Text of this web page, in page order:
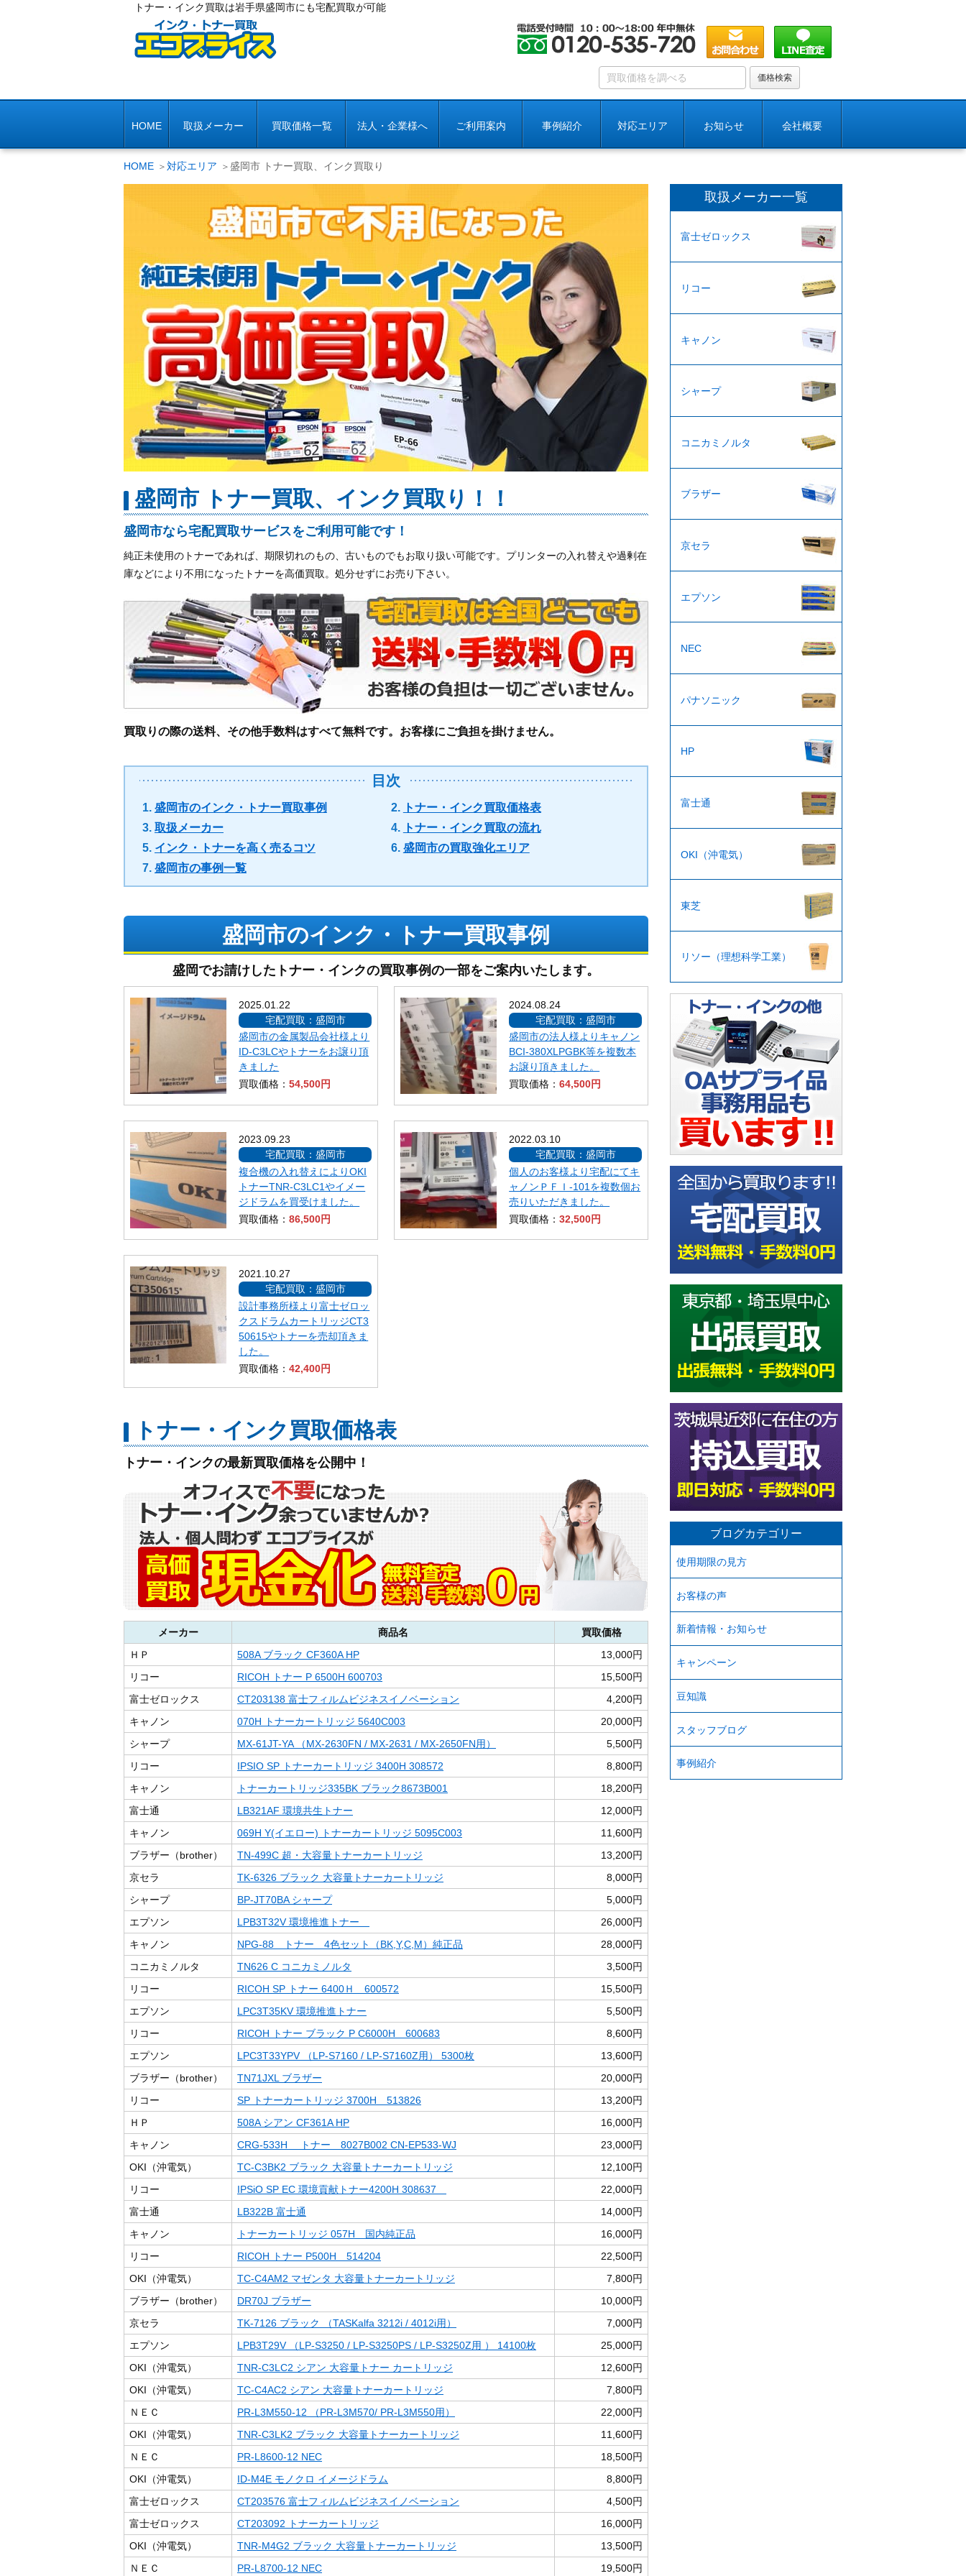
トナー・インク買取は岩手県盛岡市にも宅配買取が可能
HOME 取扱メーカー 買取価格一覧 法人・企業様へ ご利用案内 事例紹介 対応エリア お知らせ 会社概要
HOME 対応エリア 盛岡市 トナー買取、インク買取り
盛岡市 トナー買取、インク買取り！！
盛岡市なら宅配買取サービスをご利用可能です！
純正未使用のトナーであれば、期限切れのもの、古いものでもお取り扱い可能です。プリンターの入れ替えや過剰在
庫などにより不用になったトナーを高価買取。処分せずにお売り下さい。
買取りの際の送料、その他手数料はすべて無料です。お客様にご負担を掛けません。
目次
盛岡市のインク・トナー買取事例
トナー・インク買取価格表
取扱メーカー
トナー・インク買取の流れ
インク・トナーを高く売るコツ
盛岡市の買取強化エリア
盛岡市の事例一覧
盛岡市のインク・トナー買取事例
盛岡でお請けしたトナー・インクの買取事例の一部をご案内いたします。
2025.01.22
宅配買取：盛岡市
盛岡市の金属製品会社様より
ID-C3LCやトナーをお譲り頂
きました
買取価格：54,500円
2024.08.24
宅配買取：盛岡市
盛岡市の法人様よりキャノン
BCI-380XLPGBK等を複数本
お譲り頂きました。
買取価格：64,500円
2023.09.23
宅配買取：盛岡市
複合機の入れ替えによりOKI
トナーTNR-C3LC1やイメー
ジドラムを買受けました。
買取価格：86,500円
2022.03.10
宅配買取：盛岡市
個人のお客様より宅配にてキ
ャノンＰＦＩ-101を複数個お
売りいただきました。
買取価格：32,500円
2021.10.27
宅配買取：盛岡市
設計事務所様より富士ゼロッ
クスドラムカートリッジCT3
50615やトナーを売却頂きま
した。
買取価格：42,400円
トナー・インク買取価格表
トナー・インクの最新買取価格を公開中！
メーカー 商品名
買取価格
ＨＰ
508A ブラック CF360A HP
13,000円
リコー
RICOH トナー P 6500H 600703
15,500円
富士ゼロックス
CT203138 富士フィルムビジネスイノベーション
4,200円
キャノン
070H トナーカートリッジ 5640C003
20,000円
シャープ
MX-61JT-YA （MX-2630FN / MX-2631 / MX-2650FN用）
5,500円
リコー
IPSIO SP トナーカートリッジ 3400H 308572
8,800円
キャノン
トナーカートリッジ335BK ブラック8673B001
18,200円
富士通
LB321AF 環境共生トナー
12,000円
キャノン
069H Y(イエロー) トナーカートリッジ 5095C003
11,600円
ブラザー（brother）
TN-499C 超・大容量トナーカートリッジ
13,200円
京セラ
TK-6326 ブラック 大容量トナーカートリッジ
8,000円
シャープ
BP-JT70BA シャープ
5,000円
エプソン
LPB3T32V 環境推進トナー
26,000円
キャノン
NPG-88 トナー 4色セット（BK,Y,C,M）純正品
28,000円
コニカミノルタ
TN626 C コニカミノルタ
3,500円
リコー
RICOH SP トナー 6400Ｈ 600572
15,500円
エプソン
LPC3T35KV 環境推進トナー
5,500円
リコー
RICOH トナー ブラック P C6000H 600683
8,600円
エプソン
LPC3T33YPV （LP-S7160 / LP-S7160Z用） 5300枚
13,600円
ブラザー（brother）
TN71JXL ブラザー
20,000円
リコー
SP トナーカートリッジ 3700H 513826
13,200円
ＨＰ
508A シアン CF361A HP
16,000円
キャノン
CRG-533H トナー 8027B002 CN-EP533-WJ
23,000円
OKI（沖電気）
TC-C3BK2 ブラック 大容量トナーカートリッジ
12,100円
リコー
IPSiO SP EC 環境貢献トナー4200H 308637
22,000円
富士通
LB322B 富士通
14,000円
キャノン
トナーカートリッジ 057H 国内純正品
16,000円
リコー
RICOH トナー P500H 514204
22,500円
OKI（沖電気）
TC-C4AM2 マゼンタ 大容量トナーカートリッジ
7,800円
ブラザー（brother）
DR70J ブラザー
10,000円
京セラ
TK-7126 ブラック （TASKalfa 3212i / 4012i用）
7,000円
エプソン
LPB3T29V （LP-S3250 / LP-S3250PS / LP-S3250Z用 ） 14100枚
25,000円
OKI（沖電気）
TNR-C3LC2 シアン 大容量トナー カートリッジ
12,600円
OKI（沖電気）
TC-C4AC2 シアン 大容量トナーカートリッジ
7,800円
ＮＥＣ
PR-L3M550-12 （PR-L3M570/ PR-L3M550用）
22,000円
OKI（沖電気）
TNR-C3LK2 ブラック 大容量トナーカートリッジ
11,600円
ＮＥＣ
PR-L8600-12 NEC
18,500円
OKI（沖電気）
ID-M4E モノクロ イメージドラム
8,800円
富士ゼロックス
CT203576 富士フィルムビジネスイノベーション
4,500円
富士ゼロックス
CT203092 トナーカートリッジ
16,000円
OKI（沖電気）
TNR-M4G2 ブラック 大容量トナーカートリッジ
13,500円
ＮＥＣ
PR-L8700-12 NEC 19,500円
取扱メーカー一覧
富士ゼロックス
リコー
キャノン
シャープ
コニカミノルタ
ブラザー
京セラ
エプソン
NEC
パナソニック
HP
富士通
OKI（沖電気）
東芝
リソー（理想科学工業）
ブログカテゴリー
使用期限の見方
お客様の声
新着情報・お知らせ
キャンペーン
豆知識
スタッフブログ
事例紹介